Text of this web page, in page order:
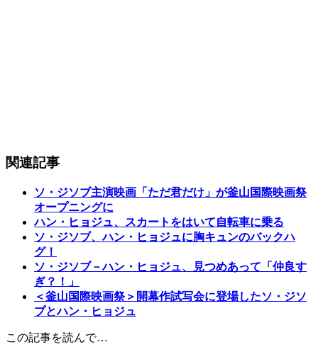
関連記事
ソ・ジソブ主演映画「ただ君だけ」が釜山国際映画祭
オープニングに
ハン・ヒョジュ、スカートをはいて自転車に乗る
ソ・ジソブ、ハン・ヒョジュに胸キュンのバックハ
グ！
ソ・ジソブ－ハン・ヒョジュ、見つめあって「仲良す
ぎ？！」
＜釜山国際映画祭＞開幕作試写会に登場したソ・ジソ
プとハン・ヒョジュ
この記事を読んで…